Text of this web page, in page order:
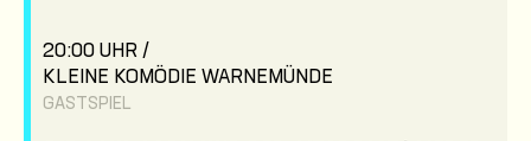
20:00 UHR /
KLEINE KOMÖDIE WARNEMÜNDE
GASTSPIEL